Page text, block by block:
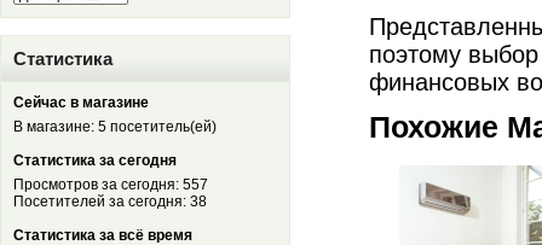
Статистика
Сейчас в магазине
В магазине: 5 посетитель(ей)
Статистика за сегодня
Просмотров за сегодня: 557
Посетителей за сегодня: 38
Статистика за всё время
поэтому
финансовых
Похожие